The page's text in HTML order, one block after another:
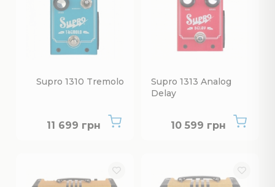
Supro 1310 Tremolo
11 699 грн
Немає в наявності
Supro 1313 Analog
Delay
10 599 грн
Немає в